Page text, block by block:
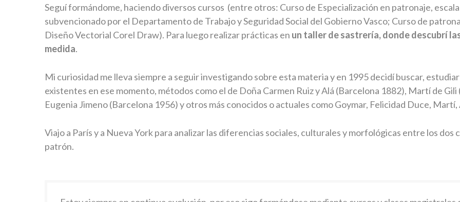
Seguí formándome, haciendo diversos cursos (entre otros: Curso de Especialización en patronaje,
subvencionado por el Departamento de Trabajo y Seguridad Social del Gobierno Vasco; Curso de
Diseño Vectorial Corel Draw). Para luego realizar prácticas en un taller de sastrería, donde descubrí
medida.
Mi curiosidad me lleva siempre a seguir investigando sobre esta materia y en 1995 decidí buscar,
existentes en ese momento, métodos como el de Doña Carmen Ruiz y Alá (Barcelona 1882), Martí de
Eugenia Jimeno (Barcelona 1956) y otros más conocidos o actuales como Goymar, Felicidad Duce,
Viajo a París y a Nueva York para analizar las diferencias sociales, culturales y morfológicas entre los
patrón.